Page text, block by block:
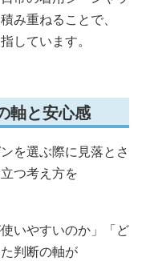
み重ねることで、
しています。
軸と安心感
を選ぶ際に見落とさ
つ考え方を
いやすいのか」「ど
判断の軸が